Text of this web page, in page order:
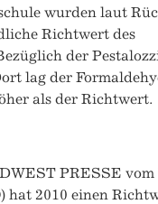
wurden laut
Richtwert des
der
lag der
als der Richtwert.
PRESSE
hat 2010 einen